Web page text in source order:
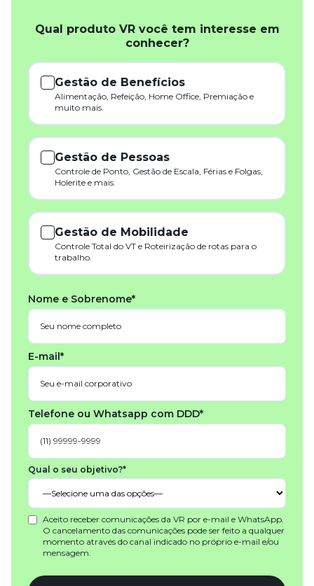
Qual produto VR você tem interesse em
conhecer?
Gestão de Benefícios
Alimentação, Refeição, Home Office, Premiação e
muito mais.
Gestão de Pessoas
Controle de Ponto, Gestão de Escala, Férias e Folgas,
Holerite e mais.
Gestão de Mobilidade
Controle Total do VT e Roteirização de rotas para o
trabalho.
Nome e Sobrenome*
E-mail*
Telefone ou Whatsapp com DDD*
Qual o seu objetivo?*
Aceito receber comunicações da VR por e-mail e WhatsApp.
O cancelamento das comunicações pode ser feito a qualquer
momento através do canal indicado no próprio e-mail e/ou
mensagem.